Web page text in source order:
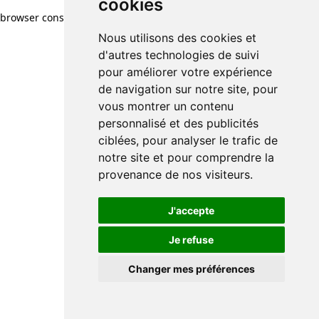
cookies
Nous utilisons des cookies et
d'autres technologies de suivi
pour améliorer votre expérience
de navigation sur notre site, pour
vous montrer un contenu
personnalisé et des publicités
ciblées, pour analyser le trafic de
notre site et pour comprendre la
provenance de nos visiteurs.
J'accepte
Je refuse
Changer mes préférences
browser console for more information)